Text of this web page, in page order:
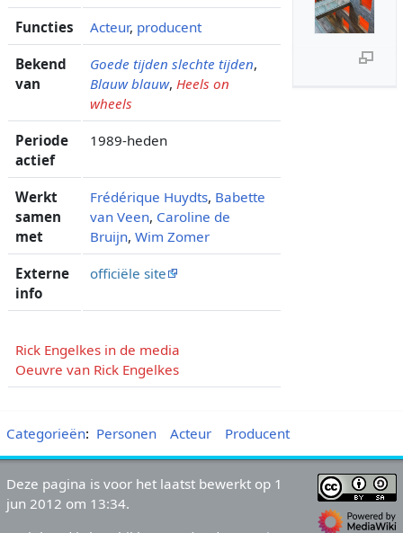
Functies Acteur, producent
Bekend
van
Goede tijden slechte tijden,
Blauw blauw, Heels on
wheels
Periode
actief
1989-heden
Werkt
samen
met
Frédérique Huydts, Babette
van Veen, Caroline de
Bruijn, Wim Zomer
Externe
info
officiële site
Rick Engelkes in de media
Oeuvre van Rick Engelkes
Categorieën: Personen Acteur Producent
Deze pagina is voor het laatst bewerkt op 1
jun 2012 om 13:34.